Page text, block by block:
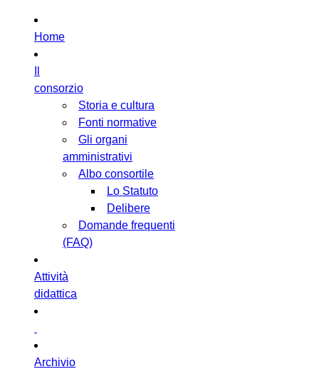
Home
consorzio
Storia e cultura
Fonti normative
Gli organi
amministrativi
Albo consortile
Lo Statuto
Delibere
Domande frequenti
(FAQ)
Attività
didattica
Archivio